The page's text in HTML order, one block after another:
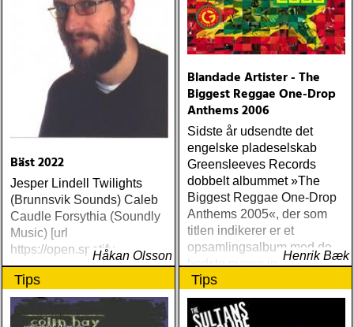
Bäst 2022
Jesper Lindell Twilights
(Brunnsvik Sounds) Caleb
Caudle Forsythia (Soundly
Music) [url
https://open.spotifyHåkan Olsson
Blandade Artister - The
Biggest Reggae One-Drop
Anthems 2006
Sidste år udsendte det
engelske pladeselskab
Greensleeves Records
dobbelt albummet »The
Biggest Reggae One-Drop
Anthems 2005«, der som
titlen indikerer er et
opsamlingsalbum med de
bedste numre indenfor den
populære reggaestil kaldet
one-drop
Henrik Bæk
Tips Tips